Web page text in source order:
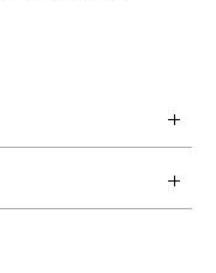
擅長應用豐富的色彩，設